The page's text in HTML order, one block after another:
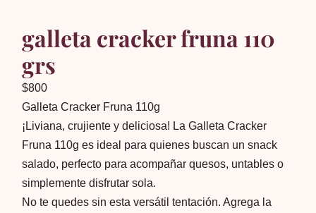
galleta cracker fruna 110
grs
$800
Galleta Cracker Fruna 110g
¡Liviana, crujiente y deliciosa! La Galleta Cracker
Fruna 110g es ideal para quienes buscan un snack
salado, perfecto para acompañar quesos, untables o
simplemente disfrutar sola.
No te quedes sin esta versátil tentación. Agrega la